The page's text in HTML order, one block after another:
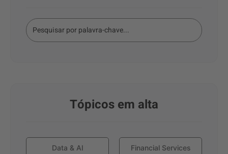
Tópicos em alta
Data & AI Financial Services